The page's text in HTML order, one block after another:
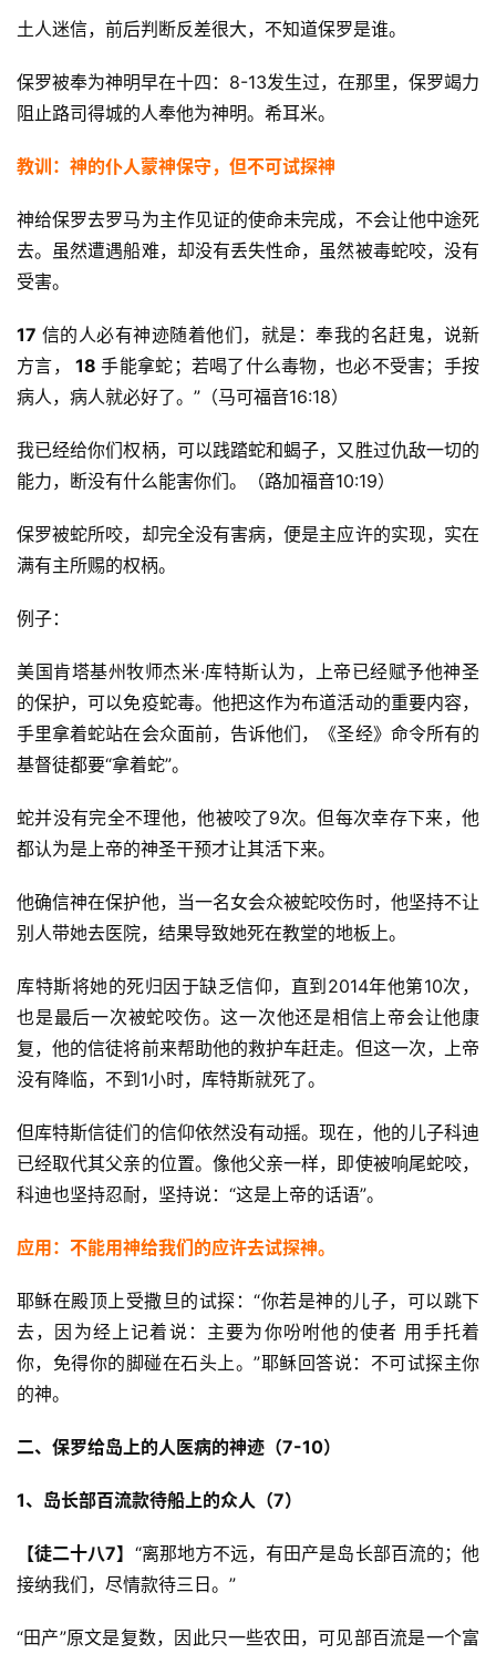
题
讲
赞
美
敬
神
学
究
卷
查
点
回
应
于
我
们
登录 注册
土人迷信，前后判断反差很大，不知道保罗是谁。
保罗被奉为神明早在十四：8-13发生过，在那里，保罗竭力
阻止路司得城的人奉他为神明。希耳米。
教训：神的仆人蒙神保守，但不可试探神
神给保罗去罗马为主作见证的使命未完成，不会让他中途死
去。虽然遭遇船难，却没有丢失性命，虽然被毒蛇咬，没有
受害。
17 信的人必有神迹随着他们，就是：奉我的名赶鬼，说新
方言，
18 手能拿蛇；若喝了什么毒物，也必不受害；手按
病人，病人就必好了。”（马可福音16:18）
我已经给你们权柄，可以践踏蛇和蝎子，又胜过仇敌一切的
能力，断没有什么能害你们。（路加福音10:19）
保罗被蛇所咬，却完全没有害病，便是主应许的实现，实在
满有主所赐的权柄。
例子：
美国肯塔基州牧师杰米·库特斯认为，上帝已经赋予他神圣
的保护，可以免疫蛇毒。他把这作为布道活动的重要内容，
手里拿着蛇站在会众面前，告诉他们，《圣经》命令所有的
基督徒都要“拿着蛇”。
蛇并没有完全不理他，他被咬了9次。但每次幸存下来，他
都认为是上帝的神圣干预才让其活下来。
他确信神在保护他，当一名女会众被蛇咬伤时，他坚持不让
别人带她去医院，结果导致她死在教堂的地板上。
库特斯将她的死归因于缺乏信仰，直到2014年他第10次，
也是最后一次被蛇咬伤。这一次他还是相信上帝会让他康
复，他的信徒将前来帮助他的救护车赶走。但这一次，上帝
没有降临，不到1小时，库特斯就死了。
但库特斯信徒们的信仰依然没有动摇。现在，他的儿子科迪
已经取代其父亲的位置。像他父亲一样，即使被响尾蛇咬，
科迪也坚持忍耐，坚持说：“这是上帝的话语”。
应用：不能用神给我们的应许去试探神。
耶稣在殿顶上受撒旦的试探：“你若是神的儿子，可以跳下
去，因为经上记着说：主要为你吩咐他的使者 用手托着
你，免得你的脚碰在石头上。”耶稣回答说：不可试探主你
的神。
二、保罗给岛上的人医病的神迹（7-10）
1、岛长部百流款待船上的众人（7）
【徒二十八7】 “离那地方不远，有田产是岛长部百流的；他
接纳我们，尽情款待三日。”
“田产”原文是复数，因此只一些农田，可见部百流是一个富